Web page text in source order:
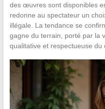
des œuvres sont disponibles
redonne au spectateur un
illégale. La tendance se
gagne du terrain, porté par la
qualitative et respectueuse du